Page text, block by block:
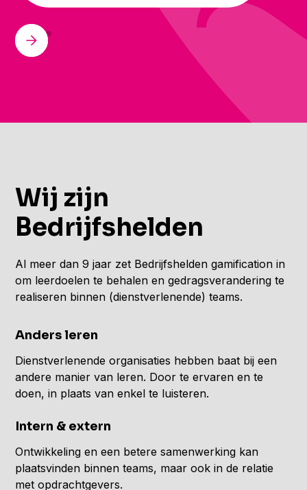
Wij zijn
Bedrijfshelden
Al meer dan 9 jaar zet Bedrijfshelden gamification in
om leerdoelen te behalen en gedragsverandering te
realiseren binnen (dienstverlenende) teams.
Anders leren
Dienstverlenende organisaties hebben baat bij een
andere manier van leren. Door te ervaren en te
doen, in plaats van enkel te luisteren.
Intern & extern
Ontwikkeling en een betere samenwerking kan
plaatsvinden binnen teams, maar ook in de relatie
met opdrachtgevers.